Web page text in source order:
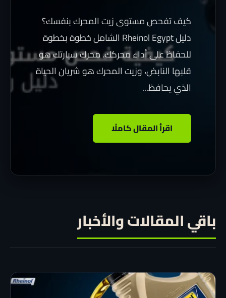
كيف تفحص مستوى زيت المحرك بنفسك؟
دليل Rheinol Egypt الشامل خطوة بخطوة
للحفاظ على أداء محركك. محرك سيارتك هو
قلبها النابض، وزيت المحرك هو شريان الحياة
الذي يحافظ...
اقرأ المقال كاملًا
باقي المقالات والأخبار